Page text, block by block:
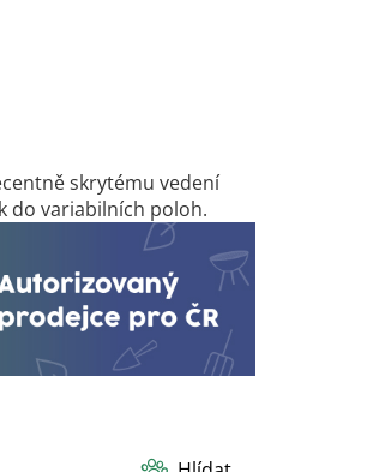
skrytému vedení
do variabilních poloh.